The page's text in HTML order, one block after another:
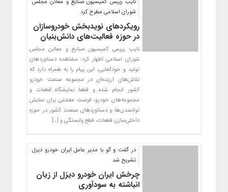
نایب رییس کمیسیون صنایع و معادن مجلس
شورای اسلامی مطرح کرد
رویکردهای نویدبخش خودروسازان
در حوزه فعالیت‌های دانش‌بنیان
نایب رییس کمیسیون صنایع و معادن مجلس
شورای اسلامی اظهار کرد: مشاهده دستاوردهای
تولید و خودکفایی، این پیام را به همراه دارد که
تلاش‌های ارزنده‌ای در مجموعه صنعت خودرو
کشور انجام شده و قطعا نمایشگاه قطعات و
مجموعه‌های خودرو، فرصت مغتنمی برای نمایش
توانمندی‌ها و دستاوردهای صنعت کشور در حوزه
داخلی‌سازی قطعات، قطع وابستگی و […]
در گفت و گو با مدیر عامل ایران خودرو دیزل
تشریح شد
چرخش ایران خودرو دیزل از زیان
انباشته به سودآوری